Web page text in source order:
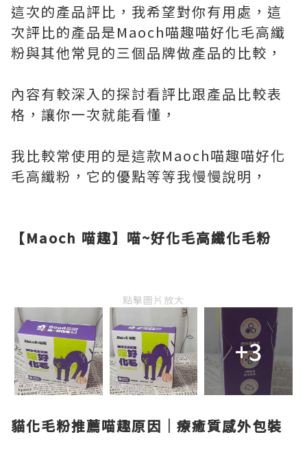
這次的產品評比，我希望對你有用處，這
次評比的產品是Maoch喵趣喵好化毛高纖
粉與其他常見的三個品牌做產品的比較，
內容有較深入的探討看評比跟產品比較表
格，讓你一次就能看懂，
我比較常使用的是這款Maoch喵趣喵好化
毛高纖粉，它的優點等等我慢慢說明，
【Maoch 喵趣】喵~好化毛高纖化毛粉
點擊圖片放大
+3
貓化毛粉推薦喵趣原因｜療癒質感外包裝